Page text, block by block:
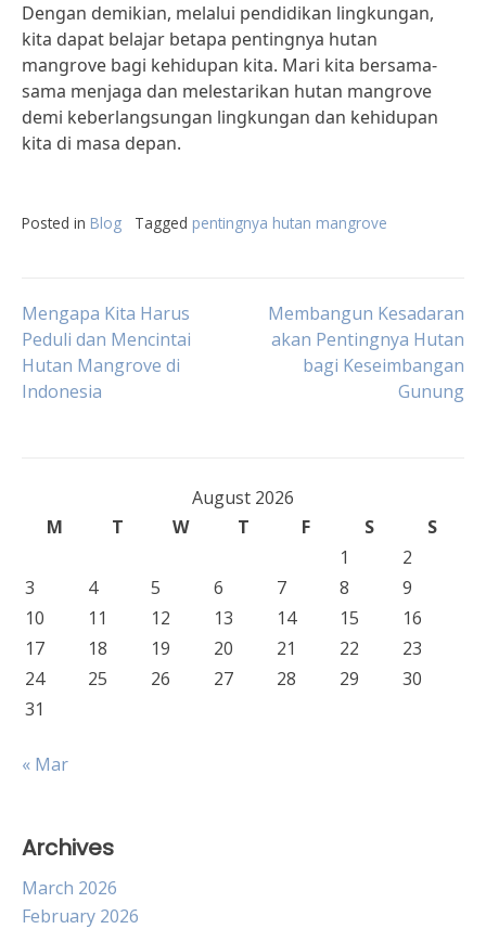
Dengan demikian, melalui pendidikan lingkungan,
kita dapat belajar betapa pentingnya hutan
mangrove bagi kehidupan kita. Mari kita bersama-
sama menjaga dan melestarikan hutan mangrove
demi keberlangsungan lingkungan dan kehidupan
kita di masa depan.
Posted in Blog Tagged pentingnya hutan mangrove
Post
navigation
Mengapa Kita Harus
Peduli dan Mencintai
Hutan Mangrove di
Indonesia
Membangun Kesadaran
akan Pentingnya Hutan
bagi Keseimbangan
Gunung
August 2026
M
T W T F S
S
1
2
3
4 5 6 7 8
9
10
11 12 13 14 15
16
17
18 19 20 21 22
23
24
25 26 27 28 29
30
31
« Mar
Archives
March 2026
February 2026